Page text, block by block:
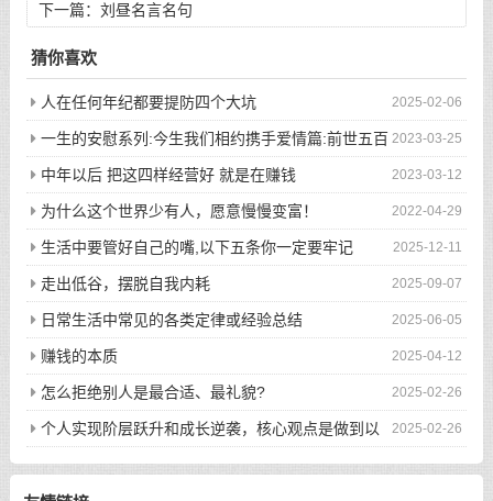
下一篇： 刘昼名言名句
猜你喜欢
2025-02-06
人在任何年纪都要提防四个大坑
2023-03-25
一生的安慰系列:今生我们相约携手爱情篇:前世五百
次的回眸才换来今生的相遇
2023-03-12
中年以后 把这四样经营好 就是在赚钱
2022-04-29
为什么这个世界少有人，愿意慢慢变富！
2025-12-11
生活中要管好自己的嘴,以下五条你一定要牢记
2025-09-07
走出低谷，摆脱自我内耗
2025-06-05
日常生活中常见的各类定律或经验总结
2025-04-12
赚钱的本质
2025-02-26
怎么拒绝别人是最合适、最礼貌?
2025-02-26
个人实现阶层跃升和成长逆袭，核心观点是做到以
下八件事